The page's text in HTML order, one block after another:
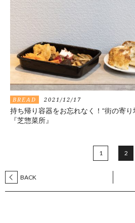
BREAD 2021/12/17
持ち帰り容器をお忘れなく！“街の寄
『芝惣菜所』
BACK
1 2